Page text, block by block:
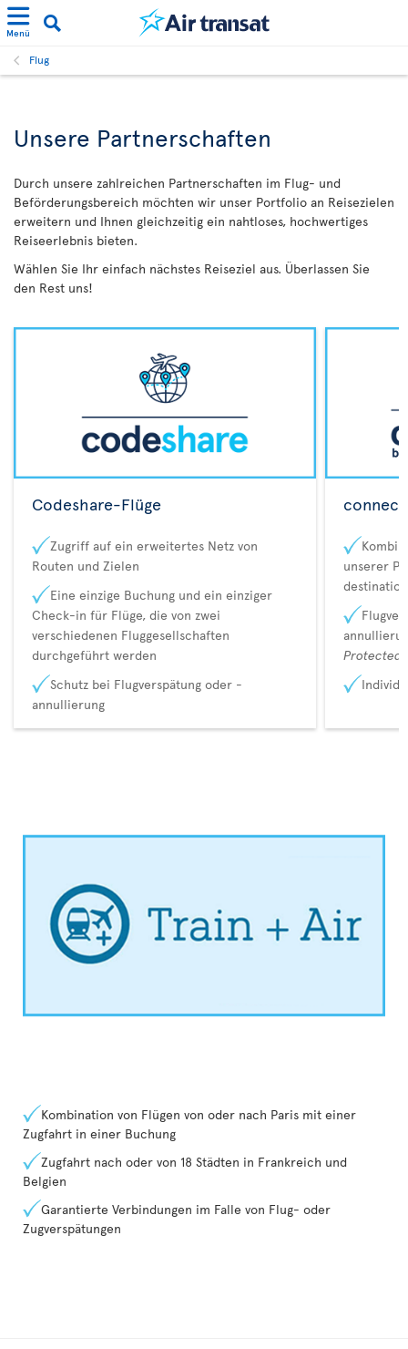
Menü
Flug
Unsere Partnerschaften
Durch unsere zahlreichen Partnerschaften im Flug- und
Beförderungsbereich möchten wir unser Portfolio an Reisezielen
erweitern und Ihnen gleichzeitig ein nahtloses, hochwertiges
Reiseerlebnis bieten.
Wählen Sie Ihr einfach nächstes Reiseziel aus. Überlassen Sie
den Rest uns!
Codeshare-Flüge
Zugriff auf ein erweitertes Netz von
Routen und Zielen
Eine einzige Buchung und ein einziger
Check-in für Flüge, die von zwei
verschiedenen Fluggesellschaften
durchgeführt werden
Schutz bei Flugverspätung oder -
annullierung
unserer
Protected
Kombination von Flügen von oder nach Paris mit einer
Zugfahrt in einer Buchung
Zugfahrt nach oder von 18 Städten in Frankreich und
Belgien
Garantierte Verbindungen im Falle von Flug- oder
Zugverspätungen